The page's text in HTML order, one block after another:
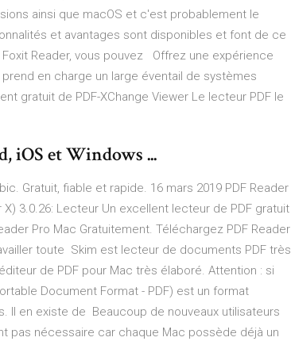
ainsi que macOS et c'est probablement le
et avantages sont disponibles et font de ce
Reader, vous pouvez Offrez une expérience
en charge un large éventail de systèmes
gratuit de PDF-XChange Viewer Le lecteur PDF le
iOS et Windows ...
Gratuit, fiable et rapide. 16 mars 2019 PDF Reader
3.0.26: Lecteur Un excellent lecteur de PDF gratuit
Pro Mac Gratuitement. Téléchargez PDF Reader
toute Skim est lecteur de documents PDF très
de PDF pour Mac très élaboré. Attention : si
Document Format - PDF) est un format
en existe de Beaucoup de nouveaux utilisateurs
pas nécessaire car chaque Mac possède déjà un